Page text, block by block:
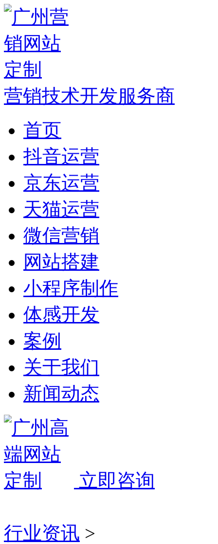
营销技术开发服务商
首页
抖音运营
京东运营
天猫运营
微信营销
网站搭建
小程序制作
体感开发
案例
关于我们
新闻动态
立即咨询
行业资讯 >